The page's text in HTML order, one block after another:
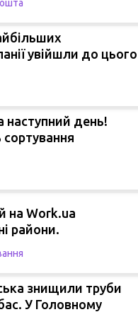
увійшли до цього
день!
на Work.ua
райони.
знищили труби
У Головному